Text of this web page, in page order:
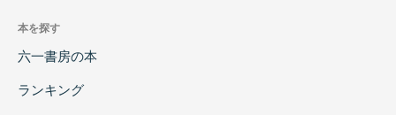
本を探す
六一書房の本
ランキング